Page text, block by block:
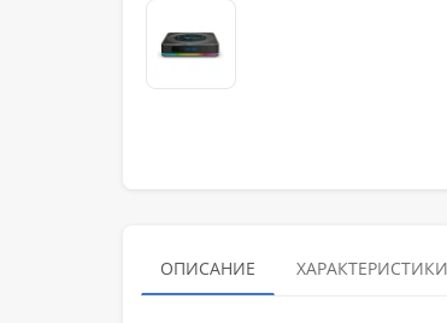
ОПИСАНИЕ ХАРАКТЕРИСТИКИ